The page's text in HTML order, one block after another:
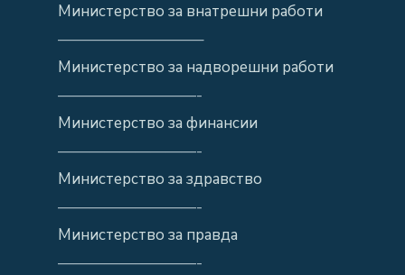
Министерство за внатрешни работи
—————————–
Министерство за надворешни работи
—————————-
Министерство за финансии
—————————-
Министерство за здравство
—————————-
Министерство за правда
—————————-